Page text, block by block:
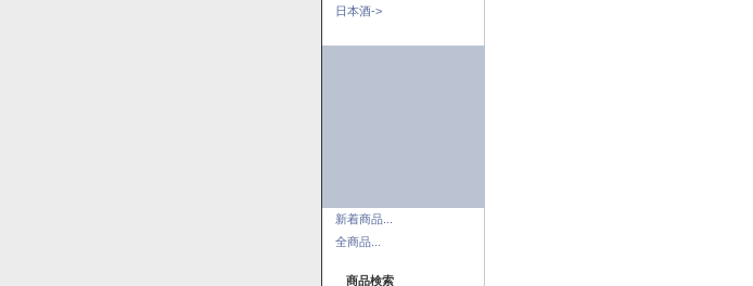
日本酒->
新着商品...
全商品...
商品検索